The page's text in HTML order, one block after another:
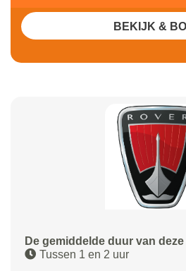
De gemiddelde duur van
Tussen 1 en 2 uur
BEKIJK &